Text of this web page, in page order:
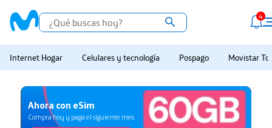
4
Internet Hogar Celulares y tecnología Pospago Movistar
Ahora con eSim
Compra hoy y paga el siguiente mes